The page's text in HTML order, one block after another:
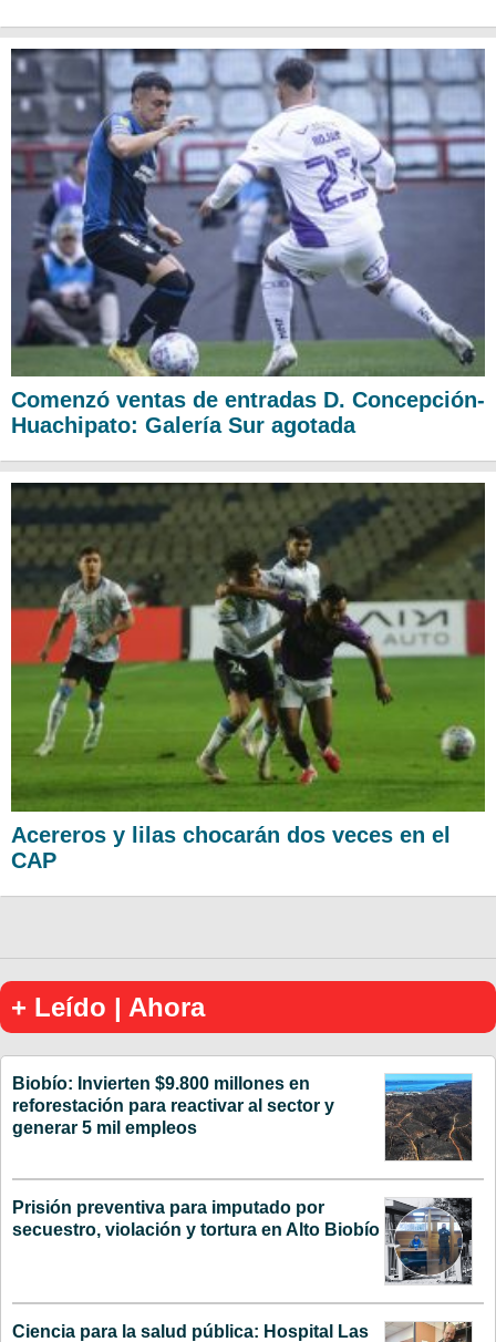
Comenzó ventas de entradas D. Concepción-
Huachipato: Galería Sur agotada
Acereros y lilas chocarán dos veces en el
CAP
+ Leído | Ahora
Biobío: Invierten $9.800 millones en
reforestación para reactivar al sector y
generar 5 mil empleos
Prisión preventiva para imputado por
secuestro, violación y tortura en Alto Biobío
Ciencia para la salud pública: Hospital Las